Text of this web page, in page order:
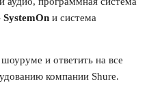
SystemOn и система
и ответить на все
компании Shure.